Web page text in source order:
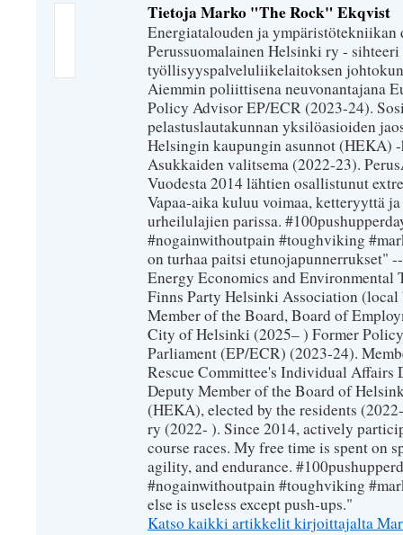
Tietoja Marko "The Rock" Ekqvist
Energiatalouden ja
Perussuomalainen Helsinki ry -
työllisyyspalveluliikelaitoksen
Aiemmin poliittisena neuvonantajana
Policy Advisor EP/ECR (2023-24).
pelastuslautakunnan yksilöasioiden
Helsingin kaupungin asunnot (HEKA)
Asukkaiden valitsema (2022-23).
Vuodesta 2014 lähtien osallistunut
Vapaa-aika kuluu voimaa, ketteryyttä
urheilulajien parissa.
#nogainwithoutpain #toughviking
on turhaa paitsi etunojapunnerrukset"
Energy Economics and Environmental
Finns Party Helsinki Association
Member of the Board, Board of
City of Helsinki (2025– ) Former
Parliament (EP/ECR) (2023-24).
Rescue Committee's Individual Affairs
Deputy Member of the Board of
(HEKA), elected by the residents
ry (2022- ). Since 2014, actively
course races. My free time is spent on
agility, and endurance.
#nogainwithoutpain #toughviking
else is useless except push-ups."
Katso kaikki artikkelit kirjoittajalta